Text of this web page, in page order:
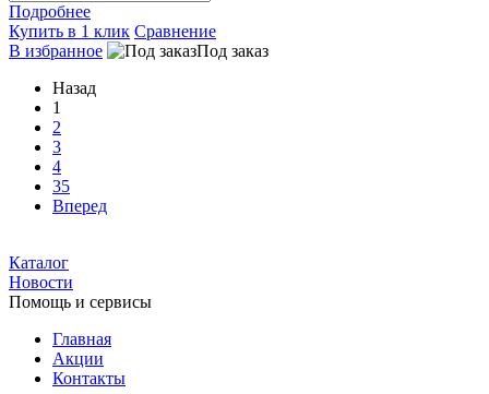
Подробнее
Купить в 1 клик Сравнение
В избранное
Под заказ
Назад
1
2
3
4
35
Вперед
Каталог
Новости
Помощь и сервисы
Главная
Акции
Контакты